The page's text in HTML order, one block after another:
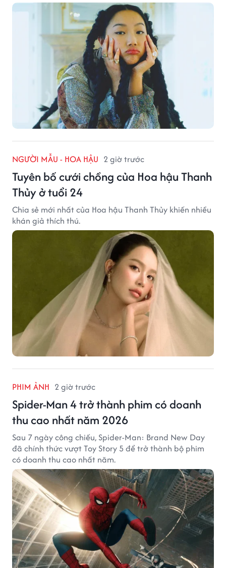
NGƯỜI MẪU - HOA HẬU 2 giờ trước
Tuyên bố cưới chồng của Hoa hậu Thanh
Thủy ở tuổi 24
Chia sẻ mới nhất của Hoa hậu Thanh Thủy khiến nhiều
khán giả thích thú.
PHIM ẢNH 2 giờ trước
Spider-Man 4 trở thành phim có doanh
thu cao nhất năm 2026
Sau 7 ngày công chiếu, Spider-Man: Brand New Day
đã chính thức vượt Toy Story 5 để trở thành bộ phim
có doanh thu cao nhất năm.